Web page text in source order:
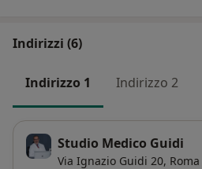
Indirizzi (6)
Indirizzo 1 Indirizzo 2
Studio Medico Guidi
Via Ignazio Guidi 20, Roma